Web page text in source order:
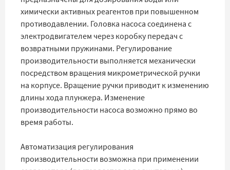
химически активных реагентов при повышенном
противодавлении. Головка насоса соединена с
электродвигателем через коробку передач с
возвратными пружинами. Регулирование
производительности выполняется механически
посредством вращения микрометрической ручки
на корпусе. Вращение ручки приводит к изменению
длины хода плунжера. Изменение
производительности насоса возможно прямо во
время работы.
Автоматизация регулирования
производительности возможна при применении